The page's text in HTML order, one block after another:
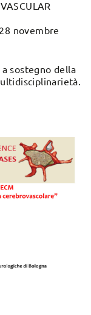
28 novembre
sostegno della